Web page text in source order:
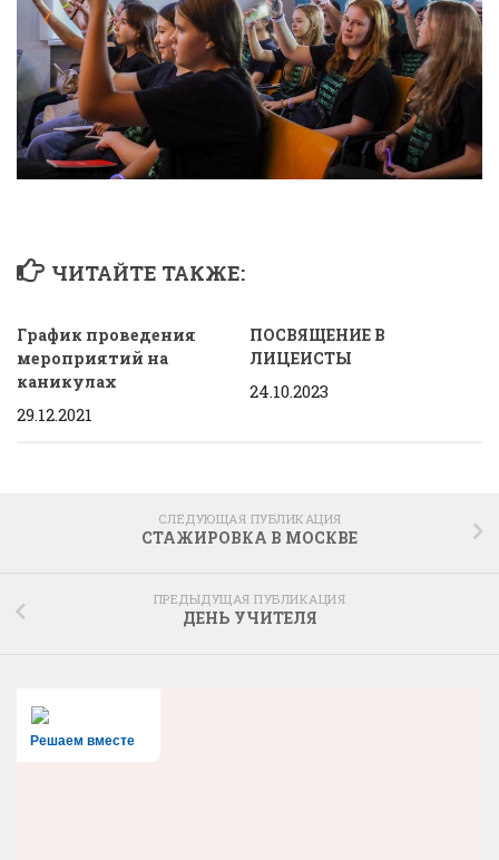
ЧИТАЙТЕ ТАКЖЕ:
График проведения
мероприятий на
каникулах
29.12.2021
ПОСВЯЩЕНИЕ В
ЛИЦЕИСТЫ
24.10.2023
СЛЕДУЮЩАЯ ПУБЛИКАЦИЯ
СТАЖИРОВКА В МОСКВЕ
ПРЕДЫДУЩАЯ ПУБЛИКАЦИЯ
ДЕНЬ УЧИТЕЛЯ
Решаем вместе